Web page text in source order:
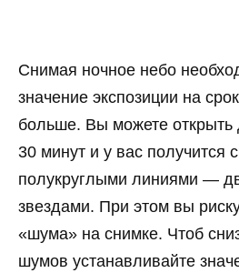
Снимая ночное небо
значение экспозиции на
больше. Вы можете
30 минут и у вас получится
полукруглыми линиями —
звездами. При этом вы
«шума» на снимке. Чтоб
шумов устанавливайте